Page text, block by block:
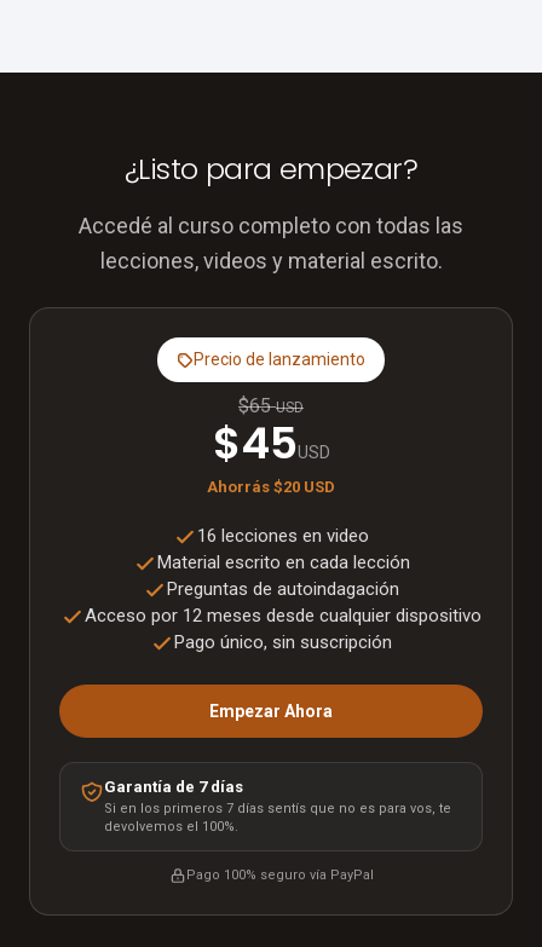
¿Listo para empezar?
Accedé al curso completo con todas las
lecciones, videos y material escrito.
Precio de lanzamiento
$65 USD
$45USD
Ahorrás $20 USD
16 lecciones en video
Material escrito en cada lección
Preguntas de autoindagación
Acceso por 12 meses desde cualquier dispositivo
Pago único, sin suscripción
Empezar Ahora
Garantía de 7 días
Si en los primeros 7 días sentís que no es para vos, te
devolvemos el 100%.
Pago 100% seguro vía PayPal